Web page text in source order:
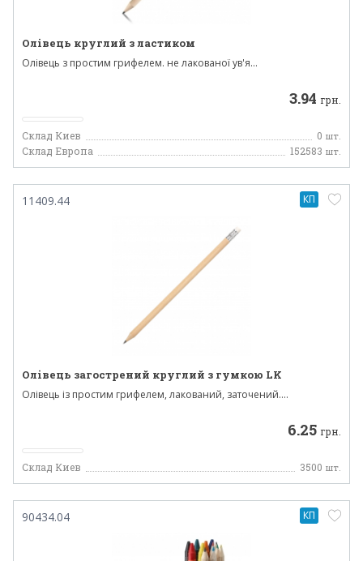
Олівець круглий з ластиком
Олівець з простим грифелем. не лакованої ув'я...
3.94 грн.
Склад Киев 0 шт.
Склад Европа 152583 шт.
11409.44
Олівець загострений круглий з гумкою LK
Олівець із простим грифелем, лакований, заточений....
6.25 грн.
Склад Киев 3500 шт.
КП
90434.04 КП